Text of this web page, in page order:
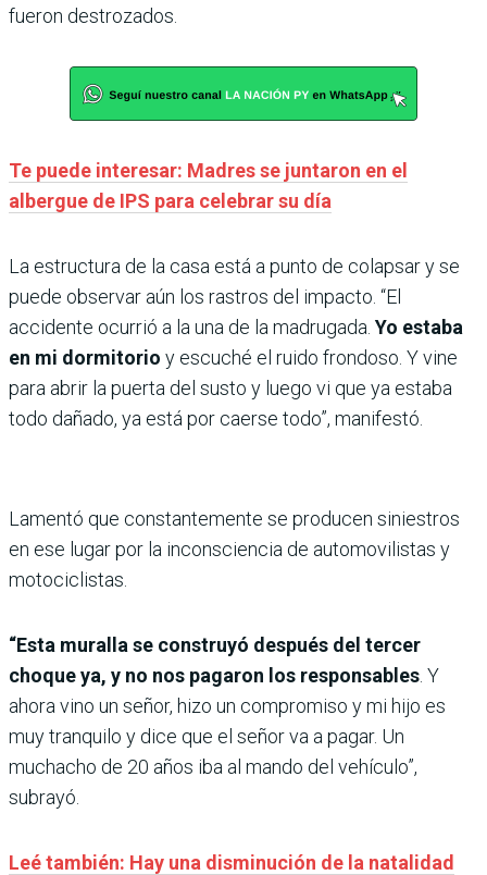
fueron destrozados.
Te puede interesar: Madres se juntaron en el
albergue de IPS para celebrar su día
La estructura de la casa está a punto de colapsar y se
puede observar aún los rastros del impacto. “El
accidente ocurrió a la una de la madrugada. Yo estaba
en mi dormitorio y escuché el ruido frondoso. Y vine
para abrir la puerta del susto y luego vi que ya estaba
todo dañado, ya está por caerse todo”, manifestó.
Lamentó que constantemente se producen siniestros
en ese lugar por la inconsciencia de automovilistas y
motociclistas.
“Esta muralla se construyó después del tercer
choque ya, y no nos pagaron los responsables . Y
ahora vino un señor, hizo un compromiso y mi hijo es
muy tranquilo y dice que el señor va a pagar. Un
muchacho de 20 años iba al mando del vehículo”,
subrayó.
Leé también: Hay una disminución de la natalidad